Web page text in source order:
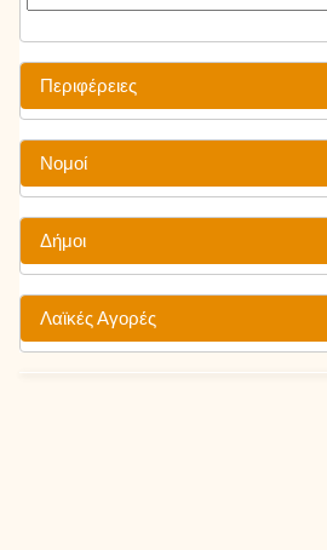
Περιφέρειες
Νομοί
Δήμοι
Λαϊκές Αγορές